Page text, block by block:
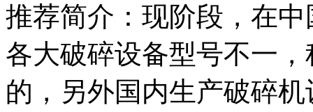
推荐简介：现阶段，在
各大破碎设备型号不一
的，另外国内生产破碎